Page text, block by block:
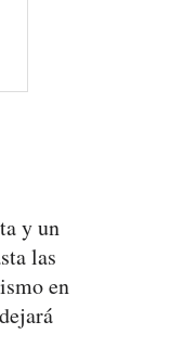
y un
las
en